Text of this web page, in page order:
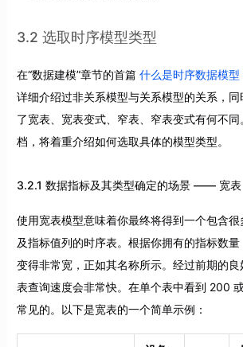
3.2 选取时序模型类型
在“数据建模”章节的首篇 什么是时序数据模型
详细介绍过非关系模型与关系模型的关系，同
了宽表、宽表变式、窄表、窄表变式有何不同
档，将着重介绍如何选取具体的模型类型。
3.2.1 数据指标及其类型确定的场景 —— 宽表
使用宽表模型意味着你最终将得到一个包含很
及指标值列的时序表。根据你拥有的指标数量
变得非常宽，正如其名称所示。经过前期的
表查询速度会非常快。在单个表中看到 200
常见的。以下是宽表的一个简单示例：